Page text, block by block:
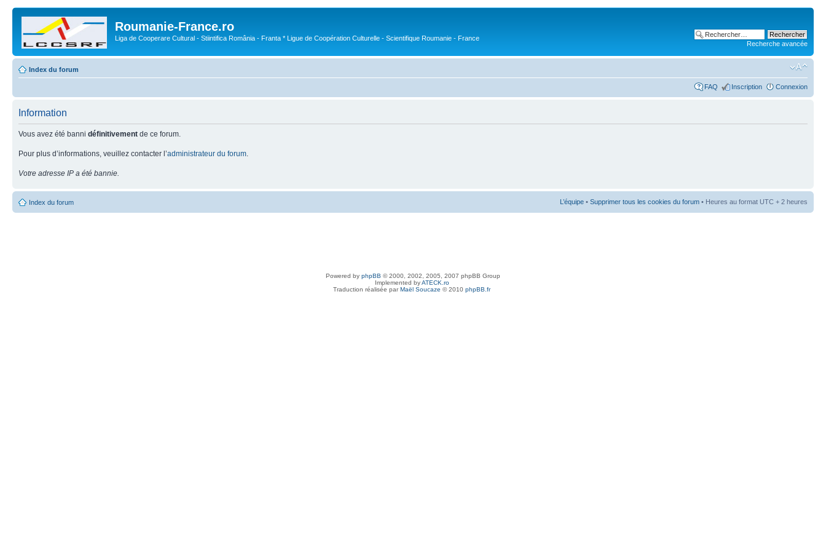
Roumanie-France.ro
Liga de Cooperare Cultural - Stiintifica România - Franta * Ligue de Coopération Culturelle - Scientifique Roumanie - France
Recherche avancée
Index du forum
FAQ Inscription Connexion
Information
Vous avez été banni définitivement de ce forum.
Pour plus d’informations, veuillez contacter l’administrateur du forum
Votre adresse IP a été bannie.
Index du forum L’équipe • Supprimer tous les cookies du forum • Heures au format UTC + 2 heures
Powered by phpBB © 2000, 2002, 2005, 2007 phpBB Group
Implemented byATECK.ro
Traduction réalisée parMaël Soucaze © 2010 phpBB.fr